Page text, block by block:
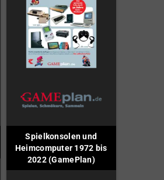
Spielkonsolen und
Heimcomputer 1972 bis
2022 (GamePlan)